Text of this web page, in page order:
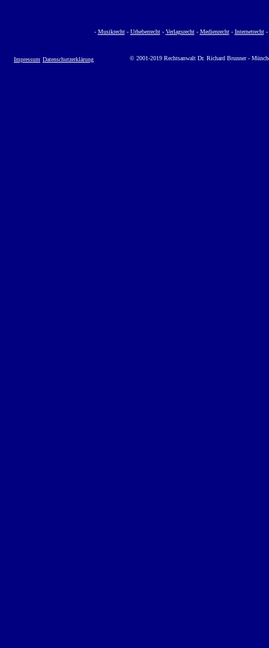
- Musikrecht- Urheberrecht- Verlagsrecht- Medienrecht- Internetrecht-
Impressum Datenschutzerklärung © 2001-2019 Rechtsanwalt Dr. Richard Brunner -